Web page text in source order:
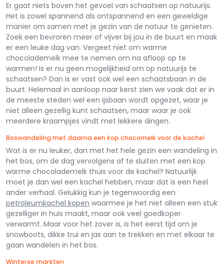
Er gaat niets boven het gevoel van schaatsen op natuurijs.
Het is zowel spannend als ontspannend en een geweldige
manier om samen met je gezin van de natuur te genieten.
Zoek een bevroren meer of vijver bij jou in de buurt en maak
er een leuke dag van. Vergeet niet om warme
chocolademelk mee te nemen om na afloop op te
warmen! Is er nu geen mogelijkheid om op natuurijs te
schaatsen? Dan is er vast ook wel een schaatsbaan in de
buurt. Helemaal in aanloop naar kerst zien we vaak dat er in
de meeste steden wel een ijsbaan wordt opgezet, waar je
niet alleen gezellig kunt schaatsen, maar waar je ook
meerdere kraampjes vindt met lekkere dingen.
Boswandeling met daarna een kop chocomelk voor de kachel
Wat is er nu leuker, dan met het hele gezin een wandeling in
het bos, om de dag vervolgens af te sluiten met een kop
warme chocolademelk thuis voor de kachel? Natuurlijk
moet je dan wel een kachel hebben, maar dat is een heel
ander verhaal. Gelukkig kun je tegenwoordig een
petroleumkachel kopen waarmee je het niet alleen een stuk
gezelliger in huis maakt, maar ook veel goedkoper
verwarmt. Maar voor het zover is, is het eerst tijd om je
snowboots, dikke trui en jas aan te trekken en met elkaar te
gaan wandelen in het bos.
Winterse markten